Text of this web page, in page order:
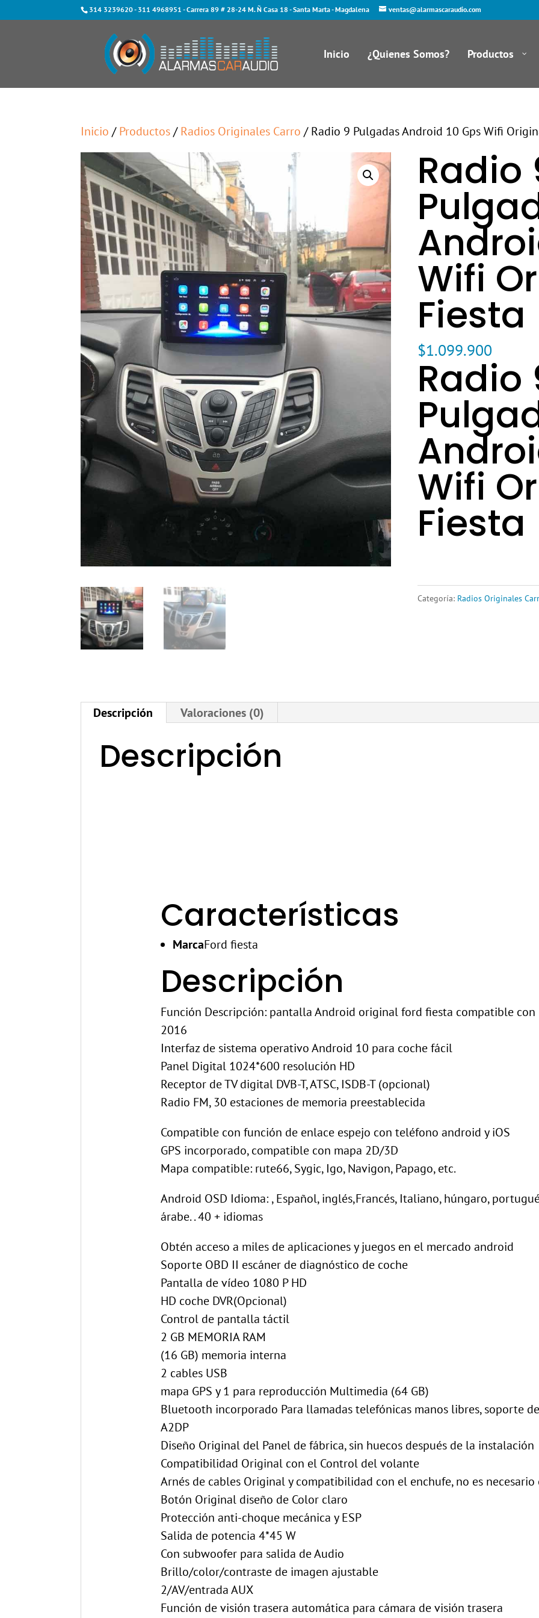
314 3239620- 311 4968951 - Carrera 89 # 28-24 M. Ñ Casa 18 - Santa Marta - Magdalena ventas@alarmascaraudio.com
Inicio ¿Quienes Somos? Productos
Inicio /Productos/Radios Originales Carro / Radio 9 Pulgadas Android 10 Gps Wifi
Radio
Wifi
Fiesta
$1.099.900
Radio
Wifi
Fiesta
Categoría: Radios Originales
Descripción Valoraciones (0)
Descripción
Características
MarcaFord fiesta
Descripción
Función Descripción: pantalla Android original ford fiesta compatible
2016
Interfaz de sistema operativo Android 10 para coche fácil
Panel Digital 1024*600 resolución HD
Receptor de TV digital DVB-T, ATSC, ISDB-T (opcional)
Radio FM, 30 estaciones de memoria preestablecida
Compatible con función de enlace espejo con teléfono android y iOS
GPS incorporado, compatible con mapa 2D/3D
Mapa compatible: rute66, Sygic, Igo, Navigon, Papago, etc.
Android OSD Idioma: , Español, inglés,Francés, Italiano, húngaro,
árabe. . 40 + idiomas
Obtén acceso a miles de aplicaciones y juegos en el mercado android
Soporte OBD II escáner de diagnóstico de coche
Pantalla de vídeo 1080 P HD
HD coche DVR(Opcional)
Control de pantalla táctil
2 GB MEMORIA RAM
(16 GB) memoria interna
2 cables USB
mapa GPS y 1 para reproducción Multimedia (64 GB)
Bluetooth incorporado Para llamadas telefónicas manos libres, soporte
A2DP
Diseño Original del Panel de fábrica, sin huecos después de la instalación
Compatibilidad Original con el Control del volante
Arnés de cables Original y compatibilidad con el enchufe, no es
Botón Original diseño de Color claro
Protección anti-choque mecánica y ESP
Salida de potencia 4*45 W
Con subwoofer para salida de Audio
Brillo/color/contraste de imagen ajustable
2/AV/entrada AUX
Función de visión trasera automática para cámara de visión trasera